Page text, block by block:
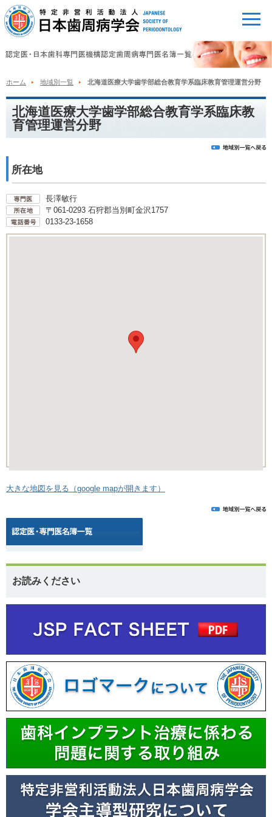
ホーム 地域別一覧 北海道医療大学歯学部総合教育学系臨床教育管理運営分野
北海道医療大学歯学部総合教育学系臨床教
育管理運営分野
所在地
長澤敏行
〒061-0293 石狩郡当別町金沢1757
0133-23-1658
大きな地図を見る（google mapが開きます）
お読みください